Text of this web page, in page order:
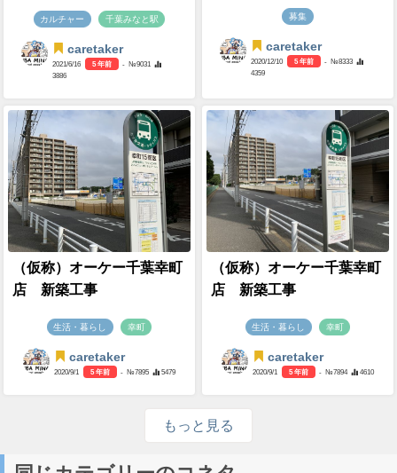
カルチャー 千葉みなと駅
caretaker
2021/6/16 5 年前
- №9031
3886
募集
caretaker
2020/12/10 5 年前
- №8333
4359
（仮称）オーケー千葉幸町
店 新築工事
生活・暮らし 幸町
caretaker
2020/9/1 5 年前 - №7895 5479
（仮称）オーケー千葉幸町
店 新築工事
生活・暮らし 幸町
caretaker
2020/9/1 5 年前 - №7894 4610
もっと見る